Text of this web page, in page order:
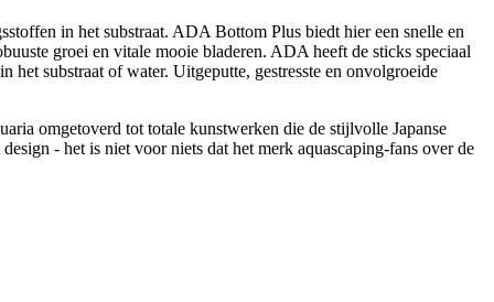
in het substraat. ADA Bottom Plus biedt hier een snelle en
groei en vitale mooie bladeren. ADA heeft de sticks speciaal
substraat of water. Uitgeputte, gestresste en onvolgroeide
omgetoverd tot totale kunstwerken die de stijlvolle Japanse
- het is niet voor niets dat het merk aquascaping-fans over de